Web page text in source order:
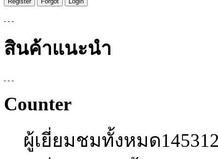
สินค้าแนะนำ
Counter
ผู้เยี่ยมชมทั้งหมด